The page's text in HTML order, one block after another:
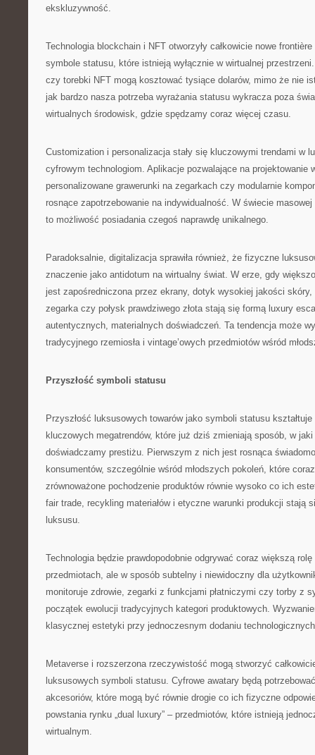
ekskluzywność.
Technologia blockchain i NFT otworzyły całkowicie nowe
symbole statusu, które istnieją wyłącznie w wirtualnej
czy torebki NFT mogą kosztować tysiące dolarów, mimo że nie
jak bardzo nasza potrzeba wyrażania statusu wykracza poza
wirtualnych środowisk, gdzie spędzamy coraz więcej czasu.
Customization i personalizacja stały się kluczowymi trendami w
cyfrowym technologiom. Aplikacje pozwalające na projektowanie
personalizowane grawerunki na zegarkach czy modularnie
rosnące zapotrzebowanie na indywidualność. W świecie
to możliwość posiadania czegoś naprawdę unikalnego.
Paradoksalnie, digitalizacja sprawiła również, że fizyczne
znaczenie jako antidotum na wirtualny świat. W erze, gdy
jest zapośredniczona przez ekrany, dotyk wysokiej jakości
zegarka czy połysk prawdziwego złota stają się formą luxury
autentycznych, materialnych doświadczeń. Ta tendencja może
tradycyjnego rzemiosła i vintage’owych przedmiotów wśród
Przyszłość symboli statusu
Przyszłość luksusowych towarów jako symboli statusu kształtuje
kluczowych megatrendów, które już dziś zmieniają sposób, w
doświadczamy prestiżu. Pierwszym z nich jest rosnąca
konsumentów, szczególnie wśród młodszych pokoleń, które
zrównoważone pochodzenie produktów równie wysoko co ich
fair trade, recykling materiałów i etyczne warunki produkcji stają
luksusu.
Technologia będzie prawdopodobnie odgrywać coraz większą
przedmiotach, ale w sposób subtelny i niewidoczny dla
monitoruje zdrowie, zegarki z funkcjami płatniczymi czy torby z
początek ewolucji tradycyjnych kategori produktowych.
klasycznej estetyki przy jednoczesnym dodaniu
Metaverse i rozszerzona rzeczywistość mogą stworzyć
luksusowych symboli statusu. Cyfrowe awatary będą
akcesoriów, które mogą być równie drogie co ich fizyczne
powstania rynku „dual luxury” – przedmiotów, które istnieją
wirtualnym.